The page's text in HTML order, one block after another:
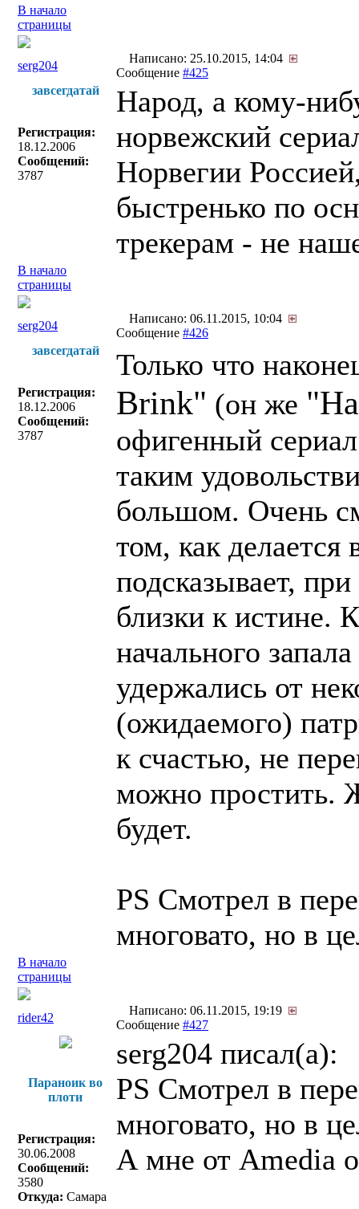
В начало
страницы
serg204
Написано: 25.10.2015, 14:04
Сообщение #425
завсегдатай
Регистрация:
18.12.2006
Сообщений:
3787
Народ, а кому-
норвежский
Норвегии
быстренько по
трекерам - не
В начало
страницы
serg204
Написано: 06.11.2015, 10:04
Сообщение #426
завсегдатай
Регистрация:
18.12.2006
Сообщений:
3787
Только что
Brink" (он же
офигенный
таким
большом. Очень
том, как
подсказывает,
близки к истине.
начального
удержались от
(ожидаемого)
к счастью, не
можно простить.
будет.
PS Смотрел в
многовато, но в
В начало
страницы
rider42
Написано: 06.11.2015, 19:19
Сообщение #427
Параноик во
плоти
Регистрация:
30.06.2008
Сообщений:
3580
Откуда: Самара
serg204 писал(a):
PS Смотрел в
многовато, но в
А мне от Amedia